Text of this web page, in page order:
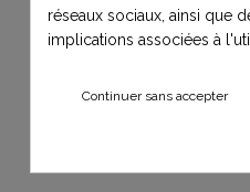
réseaux sociaux, ainsi que
implications associées à
Continuer sans accepter